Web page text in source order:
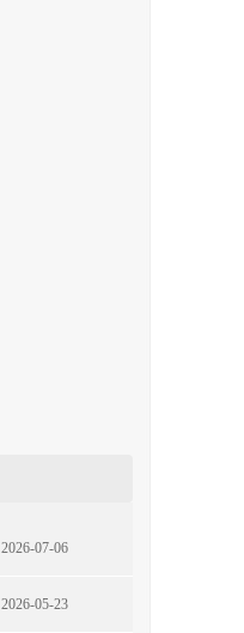
2026-07-06
2026-05-23